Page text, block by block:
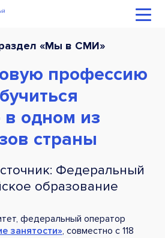
«Мы в СМИ»
профессию
в одном из
страны
Федеральный
образование
федеральный оператор
занятости», совместно с 118